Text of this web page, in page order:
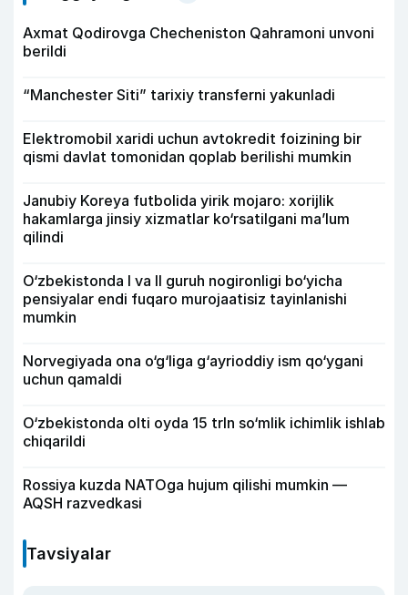
Axmat Qodirovga Checheniston Qahramoni unvoni
berildi
“Manchester Siti” tarixiy transferni yakunladi
Elektromobil xaridi uchun avtokredit foizining bir
qismi davlat tomonidan qoplab berilishi mumkin
Janubiy Koreya futbolida yirik mojaro: xorijlik
hakamlarga jinsiy xizmatlar ko‘rsatilgani ma’lum
qilindi
O‘zbekistonda I va II guruh nogironligi bo‘yicha
pensiyalar endi fuqaro murojaatisiz tayinlanishi
mumkin
Norvegiyada ona o‘g‘liga g‘ayrioddiy ism qo‘ygani
uchun qamaldi
O‘zbekistonda olti oyda 15 trln so‘mlik ichimlik ishlab
chiqarildi
Rossiya kuzda NATOga hujum qilishi mumkin —
AQSH razvedkasi
Tavsiyalar